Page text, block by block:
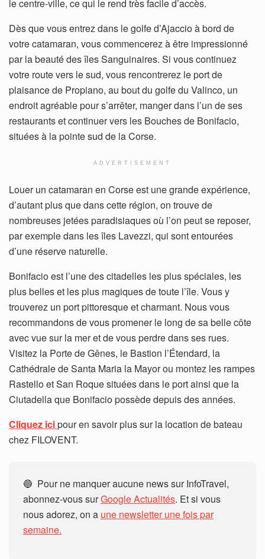
le centre-ville, ce qui le rend très facile d’accès.
Dès que vous entrez dans le golfe d’Ajaccio à bord de
votre catamaran, vous commencerez à être impressionné
par la beauté des îles Sanguinaires. Si vous continuez
votre route vers le sud, vous rencontrerez le port de
plaisance de Propiano, au bout du golfe du Valinco, un
endroit agréable pour s’arrêter, manger dans l’un de ses
restaurants et continuer vers les Bouches de Bonifacio,
situées à la pointe sud de la Corse.
ADVERTISEMENT
Louer un catamaran en Corse est une grande expérience,
d’autant plus que dans cette région, on trouve de
nombreuses jetées paradisiaques où l’on peut se reposer,
par exemple dans les îles Lavezzi, qui sont entourées
d’une réserve naturelle.
Bonifacio est l’une des citadelles les plus spéciales, les
plus belles et les plus magiques de toute l’île. Vous y
trouverez un port pittoresque et charmant. Nous vous
recommandons de vous promener le long de sa belle côte
avec vue sur la mer et de vous perdre dans ses rues.
Visitez la Porte de Gênes, le Bastion l’Étendard, la
Cathédrale de Santa Maria la Mayor ou montez les rampes
Rastello et San Roque situées dans le port ainsi que la
Ciutadella que Bonifacio possède depuis des années.
Cliquez icipour en savoir plus sur la location de bateau
chez FILOVENT.
🔵 Pour ne manquer aucune news sur InfoTravel,
abonnez-vous surGoogle Actualités. Et si vous
nous adorez, on a une newsletter une fois par
semaine.